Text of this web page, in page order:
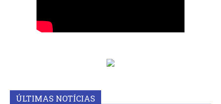
ÚLTIMAS NOTÍCIAS